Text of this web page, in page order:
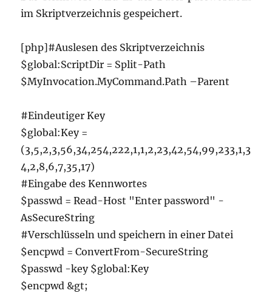
im Skriptverzeichnis gespeichert.
[php]#Auslesen des Skriptverzeichnis
$global:ScriptDir = Split-Path
$MyInvocation.MyCommand.Path –Parent
#Eindeutiger Key
$global:Key =
(3,5,2,3,56,34,254,222,1,1,2,23,42,54,99,233,1,3
4,2,8,6,7,35,17)
#Eingabe des Kennwortes
$passwd = Read-Host "Enter password" -
AsSecureString
#Verschlüsseln und speichern in einer Datei
$encpwd = ConvertFrom-SecureString
$passwd -key $global:Key
$encpwd &gt;